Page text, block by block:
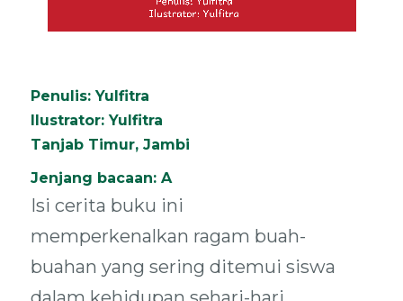
Ilustrator: Yulfitra
Penulis: Yulfitra
Ilustrator: Yulfitra
Tanjab Timur, Jambi
Jenjang bacaan: A
Isi cerita buku ini
memperkenalkan ragam buah-
buahan yang sering ditemui siswa